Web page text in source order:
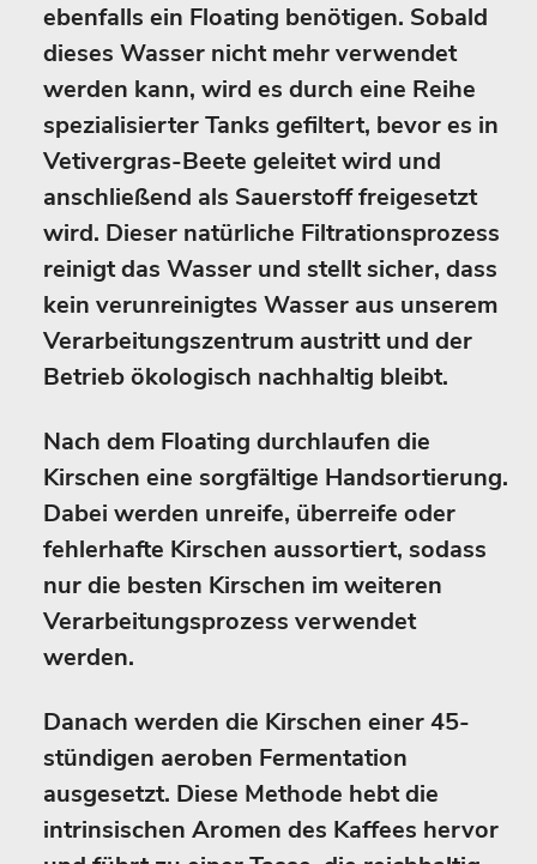
ebenfalls ein Floating benötigen. Sobald
dieses Wasser nicht mehr verwendet
werden kann, wird es durch eine Reihe
spezialisierter Tanks gefiltert, bevor es in
Vetivergras-Beete geleitet wird und
anschließend als Sauerstoff freigesetzt
wird. Dieser natürliche Filtrationsprozess
reinigt das Wasser und stellt sicher, dass
kein verunreinigtes Wasser aus unserem
Verarbeitungszentrum austritt und der
Betrieb ökologisch nachhaltig bleibt.
Nach dem Floating durchlaufen die
Kirschen eine sorgfältige Handsortierung.
Dabei werden unreife, überreife oder
fehlerhafte Kirschen aussortiert, sodass
nur die besten Kirschen im weiteren
Verarbeitungsprozess verwendet
werden.
Danach werden die Kirschen einer 45-
stündigen aeroben Fermentation
ausgesetzt. Diese Methode hebt die
intrinsischen Aromen des Kaffees hervor